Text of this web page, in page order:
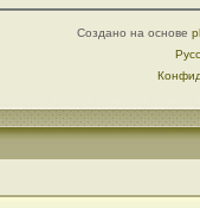
Создано на основе